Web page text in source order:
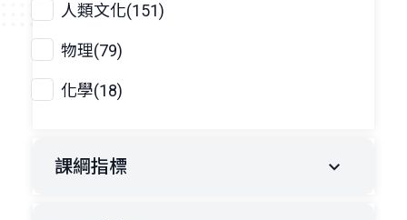
人類文化(151)
物理(79)
化學(18)
課綱指標